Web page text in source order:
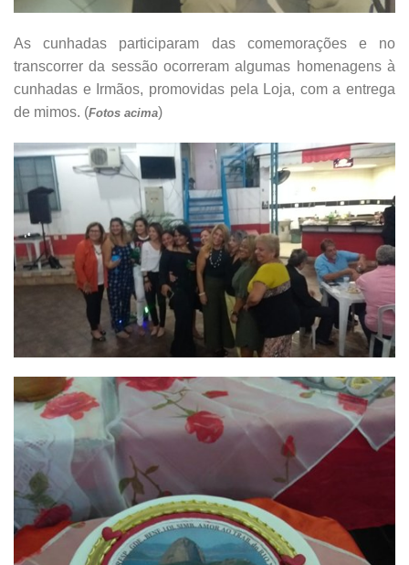
As cunhadas participaram das comemorações e no
transcorrer da sessão ocorreram algumas homenagens à
cunhadas e Irmãos, promovidas pela Loja, com a entrega
de mimos. (Fotos acima)